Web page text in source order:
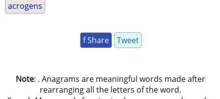
acrogens
f Share Tweet
Note: . Anagrams are meaningful words made after
rearranging all the letters of the word.